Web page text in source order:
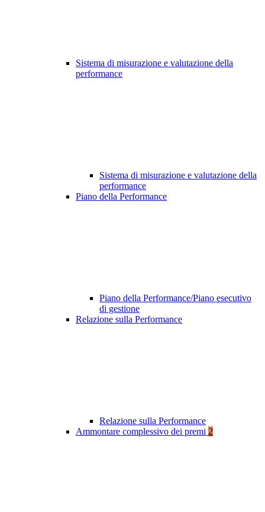
Sistema di misurazione e valutazione della
performance
Sistema di misurazione e valutazione della
performance
Piano della Performance
Piano della Performance/Piano esecutivo
di gestione
Relazione sulla Performance
Relazione sulla Performance
Ammontare complessivo dei premi 2